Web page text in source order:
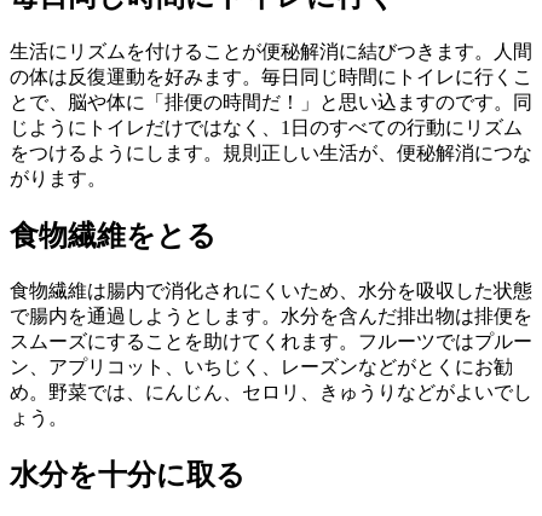
生活にリズムを付けることが便秘解消に結びつきます。人間
の体は反復運動を好みます。毎日同じ時間にトイレに行くこ
とで、脳や体に「排便の時間だ！」と思い込ますのです。同
じようにトイレだけではなく、1日のすべての行動にリズム
をつけるようにします。規則正しい生活が、便秘解消につな
がります。
食物繊維をとる
食物繊維は腸内で消化されにくいため、水分を吸収した状態
で腸内を通過しようとします。水分を含んだ排出物は排便を
スムーズにすることを助けてくれます。フルーツではプルー
ン、アプリコット、いちじく、レーズンなどがとくにお勧
め。野菜では、にんじん、セロリ、きゅうりなどがよいでし
ょう。
水分を十分に取る